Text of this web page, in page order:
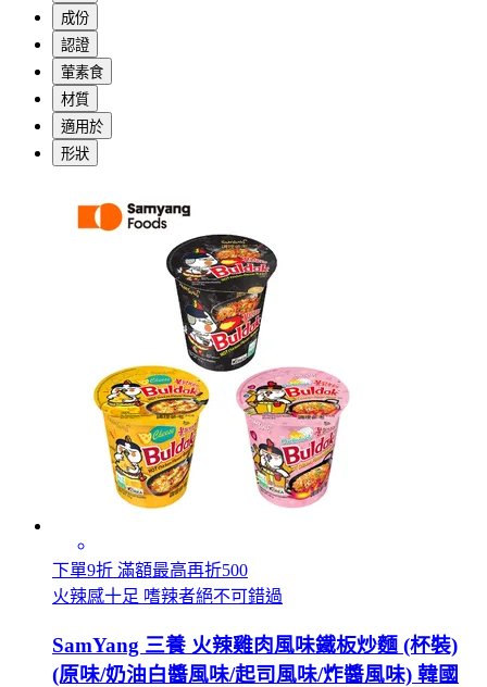
成份
認證
葷素食
材質
適用於
形狀
下單9折 滿額最高再折500
火辣感十足 嗜辣者絕不可錯過
SamYang 三養 火辣雞肉風味鐵板炒麵 (杯裝)
(原味/奶油白醬風味/起司風味/炸醬風味) 韓國